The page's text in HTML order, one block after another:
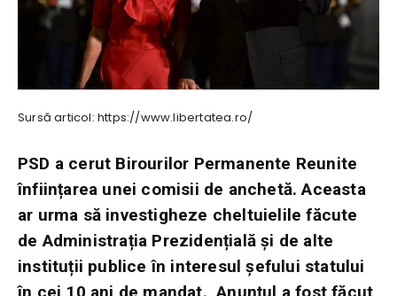
Sursă articol: https://www.libertatea.ro/
PSD a cerut Birourilor Permanente Reunite
înființarea unei comisii de anchetă. Aceasta
ar urma să investigheze cheltuielile făcute
de Administrația Prezidențială și de alte
instituții publice în interesul șefului statului
în cei 10 ani de mandat. Anunțul a fost făcut